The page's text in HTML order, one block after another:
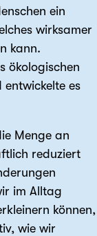
ein
wirksamer
kann.
ökologischen
es
Menge an
reduziert
im Alltag
können,
wie wir